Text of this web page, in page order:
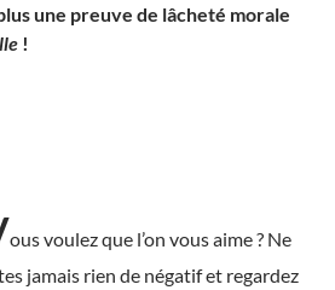
une preuve de lâcheté morale
!
ous voulez que l’on vous aime ? Ne
jamais rien de négatif et regardez